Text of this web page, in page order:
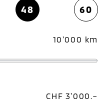
48 60
10'000 km
CHF 3'000.–